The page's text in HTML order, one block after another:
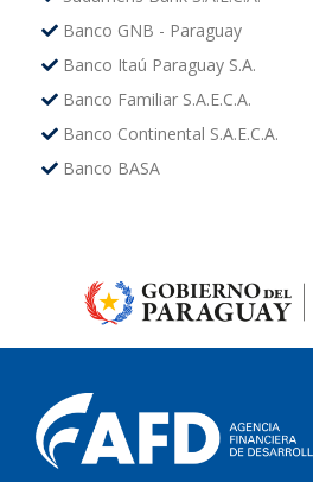
Banco GNB - Paraguay
Banco Itaú Paraguay S.A.
Banco Familiar S.A.E.C.A.
Banco Continental S.A.E.C.A.
Banco BASA